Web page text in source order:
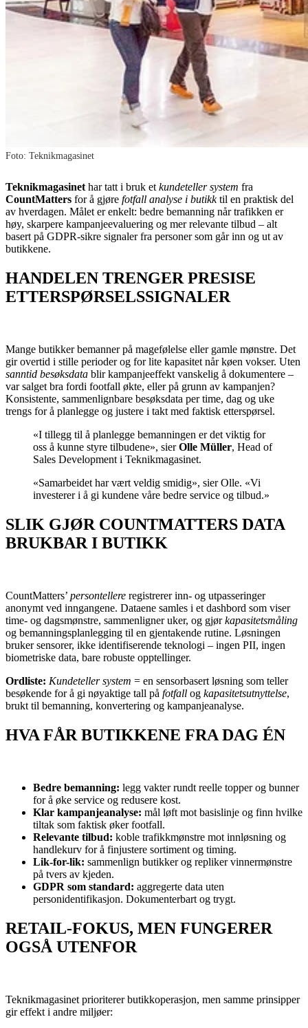
Foto: Teknikmagasinet
Teknikmagasinet har tatt i bruk et kundeteller system fra
CountMatters for å gjøre fotfall analyse i butikktil en praktisk del
av hverdagen. Målet er enkelt: bedre bemanning når trafikken er
høy, skarpere kampanjeevaluering og mer relevante tilbud – alt
basert på GDPR-sikre signaler fra personer som går inn og ut av
butikkene.
HANDELEN TRENGER PRESISE
ETTERSPØRSELSSIGNALER
Mange butikker bemanner på magefølelse eller gamle mønstre. Det
gir overtid i stille perioder og for lite kapasitet når køen vokser. Uten
sanntid besøksdata blir kampanjeeffekt vanskelig å dokumentere –
var salget bra fordi footfall økte, eller på grunn av kampanjen?
Konsistente, sammenlignbare besøksdata per time, dag og uke
trengs for å planlegge og justere i takt med faktisk etterspørsel.
«I tillegg til å planlegge bemanningen er det viktig for
oss å kunne styre tilbudene», sierOlle Müller, Head of
Sales Development i Teknikmagasinet.
«Samarbeidet har vært veldig smidig», sier Olle. «Vi
investerer i å gi kundene våre bedre service og tilbud.»
SLIK GJØR COUNTMATTERS DATA
BRUKBAR I BUTIKK
CountMatters’ persontellere registrerer inn- og utpasseringer
anonymt ved inngangene. Dataene samles i et dashbord som viser
time- og dagsmønstre, sammenligner uker, og gjørkapasitetsmåling
og bemanningsplanlegging til en gjentakende rutine. Løsningen
bruker sensorer, ikke identifiserende teknologi – ingen PII, ingen
biometriske data, bare robuste opptellinger.
Ordliste: Kundeteller system = en sensorbasert løsning som teller
besøkende for å gi nøyaktige tall på fotfall og kapasitetsutnyttelse,
brukt til bemanning, konvertering og kampanjeanalyse.
HVA FÅR BUTIKKENE FRA DAG ÉN
Bedre bemanning: legg vakter rundt reelle topper og bunner
for å øke service og redusere kost.
Klar kampanjeanalyse: mål løft mot basislinje og finn hvilke
tiltak som faktisk øker footfall.
Relevante tilbud: koble trafikkmønstre mot innløsning og
handlekurv for å finjustere sortiment og timing.
Lik-for-lik: sammenlign butikker og repliker vinnermønstre
på tvers av kjeden.
GDPR som standard: aggregerte data uten
personidentifikasjon. Dokumenterbart og trygt.
RETAIL-FOKUS, MEN FUNGERER
OGSÅ UTENFOR
Teknikmagasinet prioriterer butikkoperasjon, men samme prinsipper
gir effekt i andre miljøer: